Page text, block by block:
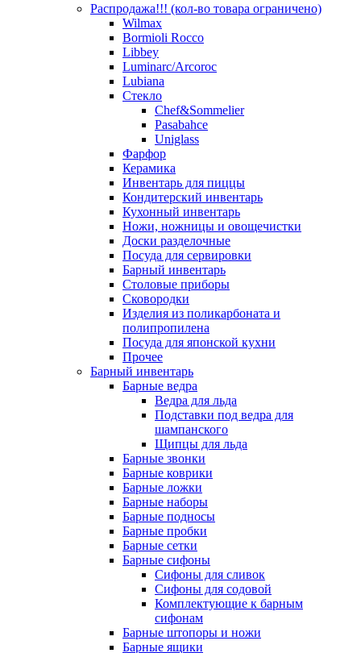
Распродажа!!! (кол-во товара ограничено)
Wilmax
Bormioli Rocco
Libbey
Luminarc/Arcoroc
Lubiana
Стекло
Chef&Sommelier
Pasabahce
Uniglass
Фарфор
Керамика
Инвентарь для пиццы
Кондитерский инвентарь
Кухонный инвентарь
Ножи, ножницы и овощечистки
Доски разделочные
Посуда для сервировки
Барный инвентарь
Столовые приборы
Сковородки
Изделия из поликарбоната и
полипропилена
Посуда для японской кухни
Прочее
Барный инвентарь
Барные ведра
Ведра для льда
Подставки под ведра для
шампанского
Щипцы для льда
Барные звонки
Барные коврики
Барные ложки
Барные наборы
Барные подносы
Барные пробки
Барные сетки
Барные сифоны
Сифоны для сливок
Сифоны для содовой
Комплектующие к барным
сифонам
Барные штопоры и ножи
Барные ящики